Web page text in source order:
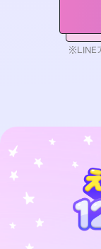
※LINE